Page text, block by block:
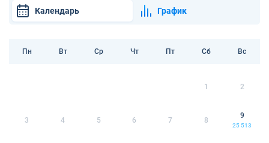
Календарь График
Пн Вт Ср Чт Пт Сб Вс
1 2
3 4 5 6 7 8
9
25 513